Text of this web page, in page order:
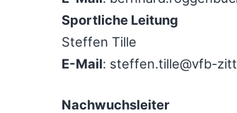
Sportliche Leitung
Steffen Tille
E-Mail: steffen.tille@vfb-
Nachwuchsleiter